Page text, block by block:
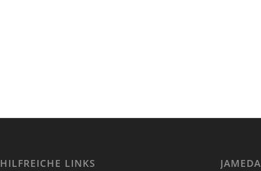
HILFREICHE LINKS JAMEDA